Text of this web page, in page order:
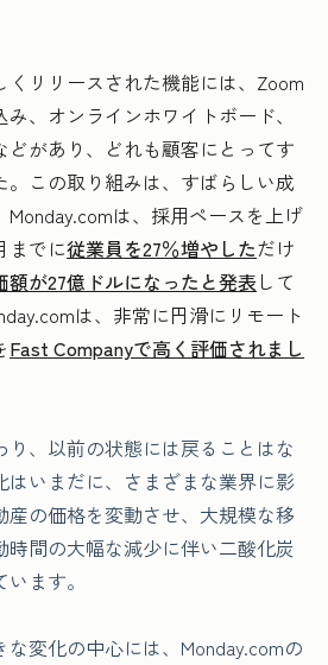
リリースされた機能には、Zoom
、オンラインホワイトボード、
どがあり、どれも顧客にとってす
。この取り組みは、すばらしい成
は、採用ペースを上げ
までに従業員を27％増やしただけ
額が27億ドルになったと発表して
は、非常に円滑にリモート
Fast Companyで高く評価されまし
、以前の状態には戻ることはな
はいまだに、さまざまな業界に影
産の価格を変動させ、大規模な移
間の大幅な減少に伴い二酸化炭
ます。
変化の中心には、Monday.comの